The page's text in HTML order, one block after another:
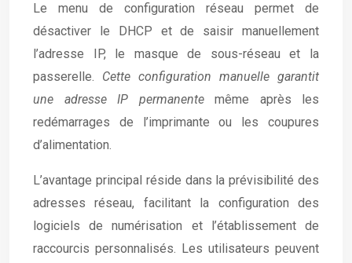
Le menu de configuration réseau permet de
désactiver le DHCP et de saisir manuellement
l’adresse IP, le masque de sous-réseau et la
passerelle. Cette configuration manuelle garantit
une adresse IP permanente même après les
redémarrages de l’imprimante ou les coupures
d’alimentation.
L’avantage principal réside dans la prévisibilité des
adresses réseau, facilitant la configuration des
logiciels de numérisation et l’établissement de
raccourcis personnalisés. Les utilisateurs peuvent